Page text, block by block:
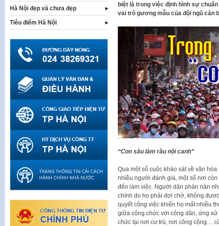
biệt là trong việc định hình sự
vai trò gương mẫu của đội ngũ
“Con sâu làm rầu nội canh”
Qua một số cuộc khảo sát về văn
nhiều người đánh giá, một số nơi
đến làm việc. Người dân phàn nàn
chính do họ phải đợi chờ, không
quyết công việc khiến họ mất nhiều
giữa công chức với công dân, ứng
chức tại nơi cư trú, nơi công cộng…
Hà Nội đẹp và chưa đẹp
Tiêu điểm Hà Nội